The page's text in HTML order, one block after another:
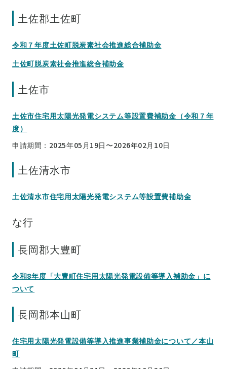
土佐郡土佐町
令和７年度土佐町脱炭素社会推進総合補助金
土佐町脱炭素社会推進総合補助金
土佐市
土佐市住宅用太陽光発電システム等設置費補助金（令和７年
度）
申請期間：2025年05月19日〜2026年02月10日
土佐清水市
土佐清水市住宅用太陽光発電システム等設置費補助金
な行
長岡郡大豊町
令和8年度「大豊町住宅用太陽光発電設備等導入補助金」に
ついて
長岡郡本山町
住宅用太陽光発電設備等導入推進事業補助金について／本山
町